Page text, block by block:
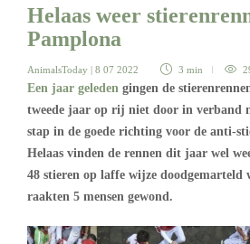
Helaas weer
Pamplona
AnimalsToday | 8 07 2022 3 min
Een jaar geleden gingen de
tweede jaar op rij niet door in verband
stap in de goede richting voor de anti-
Helaas vinden de rennen dit jaar wel
48 stieren op laffe wijze doodgemarteld
raakten 5 mensen gewond.